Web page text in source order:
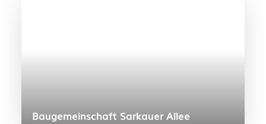
Baugemeinschaft Sarkauer Allee